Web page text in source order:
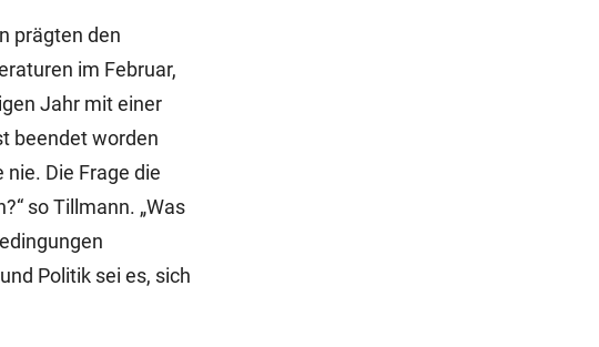
prägten den
im Februar,
Jahr mit einer
beendet worden
Die Frage die
so Tillmann. „Was
Politik sei es, sich